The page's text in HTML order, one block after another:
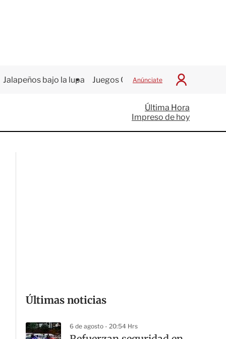
Jalapeños bajo la lupa Juegos Centroamericanos
Anúnciate
I
c
i
a
Última Hora
Impreso de hoy
Últimas noticias
6 de agosto - 20:54 Hrs